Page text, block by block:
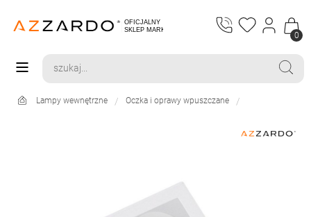
0
Lampy wewnętrzne Oczka i oprawy wpuszczane